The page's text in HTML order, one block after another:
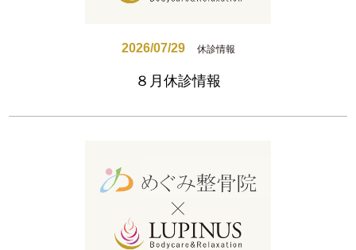
2026/07/29 休診情報
８月休診情報